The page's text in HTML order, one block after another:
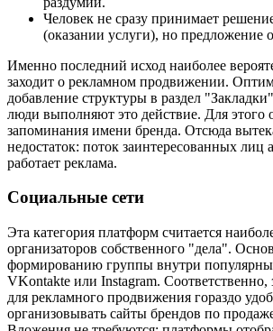
Человек не сразу принимает
(оказании услуги), но предложение
Именно последний исход наиболее
заходит о рекламном продвижении.
добавление структуры в раздел
люди выполняют это действие. Для этого
запоминания имени бренда. Отсюда
недостаток: поток заинтересованных лиц
работает реклама.
Социальные сети
Эта категория платформ считается
организаторов собственного "дела".
формированию группы внутри
VKontakte или Instagram. Соответственно,
для рекламного продвижения гораздо
организовывать сайты брендов по